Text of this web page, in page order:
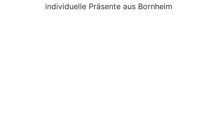
individuelle Präsente aus Bornheim